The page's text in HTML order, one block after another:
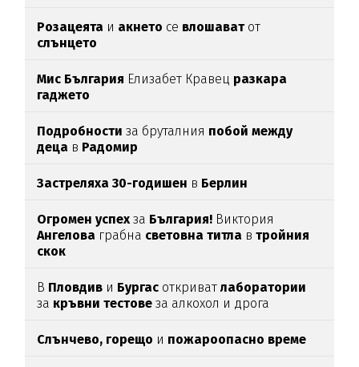
Розацеята и акнето се влошават от
слънцето
Мис България Елизабет Кравец разкара
гаджето
Подробностиза бруталния побой между
деца в Радомир
Застреляха 30-годишен в Берлин
Огромен успехза България! Виктория
Ангелова грабна световна титла в тройния
скок
В Пловдив и Бургас откриватлаборатории
за кръвни тестовеза алкохол и дрога
Слънчево, горещо и пожароопасно време